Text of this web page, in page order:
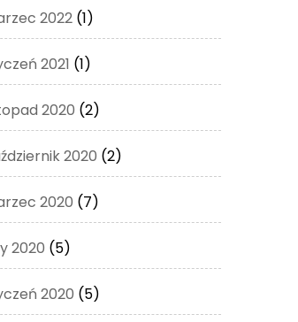
2022 (1)
2021 (1)
2020 (2)
2020 (2)
2020 (7)
2020 (5)
2020 (5)